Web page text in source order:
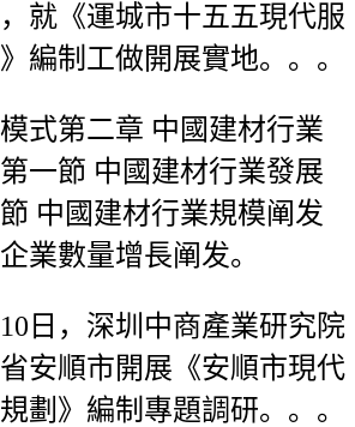
就《運城市十五五現代服
編制工做開展實地。。。
第二章 中國建材行業
一節 中國建材行業發展
中國建材行業規模阐发
業數量增長阐发。
，深圳中商產業研究院
安順市開展《安順市現代
劃》編制專題調研。。。